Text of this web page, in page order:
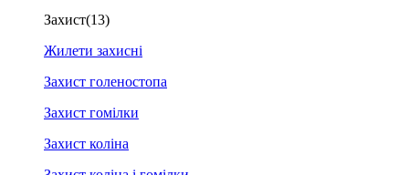
Захист(13)
Жилети захисні
Захист голеностопа
Захист гомілки
Захист коліна